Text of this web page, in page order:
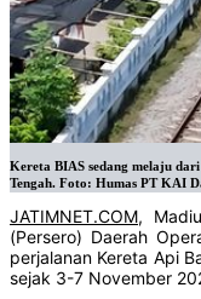
Kereta BIAS sedang melaju
Tengah. Foto: Humas PT KAI
JATIMNET.COM,
(Persero) Daerah
perjalanan Kereta Api
sejak 3-7 November